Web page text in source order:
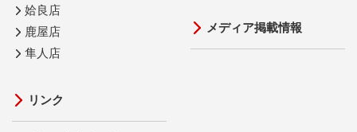
姶良店
鹿屋店
隼人店
リンク
メディア掲載情報